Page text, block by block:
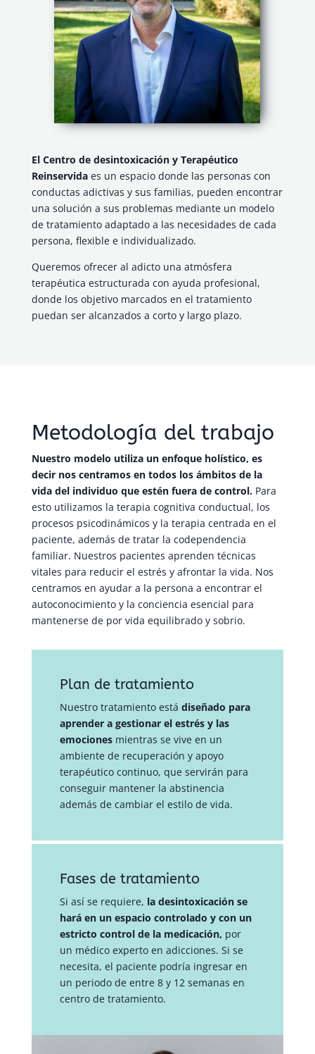
El Centro de desintoxicación y Terapéutico
Reinservidaes un espacio donde las personas con
conductas adictivas y sus familias, pueden encontrar
una solución a sus problemas mediante un modelo
de tratamiento adaptado a las necesidades de cada
persona, flexible e individualizado.
Queremos ofrecer al adicto una atmósfera
terapéutica estructurada con ayuda profesional,
donde los objetivo marcados en el tratamiento
puedan ser alcanzados a corto y largo plazo.
Metodología del trabajo
Nuestro modelo utiliza un enfoque holístico, es
decir nos centramos en todos los ámbitos de la
vida del individuo que estén fuera de control. Para
esto utilizamos la terapia cognitiva conductual, los
procesos psicodinámicos y la terapia centrada en el
paciente, además de tratar la codependencia
familiar. Nuestros pacientes aprenden técnicas
vitales para reducir el estrés y afrontar la vida. Nos
centramos en ayudar a la persona a encontrar el
autoconocimiento y la conciencia esencial para
mantenerse de por vida equilibrado y sobrio.
Plan de tratamiento
Nuestro tratamiento está diseñado para
aprender a gestionar el estrés y las
emocionesmientras se vive en un
ambiente de recuperación y apoyo
terapéutico continuo, que servirán para
conseguir mantener la abstinencia
además de cambiar el estilo de vida.
Fases de tratamiento
Si así se requiere, la desintoxicación se
hará en un espacio controlado y con un
estricto control de la medicación, por
un médico experto en adicciones. Si se
necesita, el paciente podría ingresar en
un periodo de entre 8 y 12 semanas en
centro de tratamiento.